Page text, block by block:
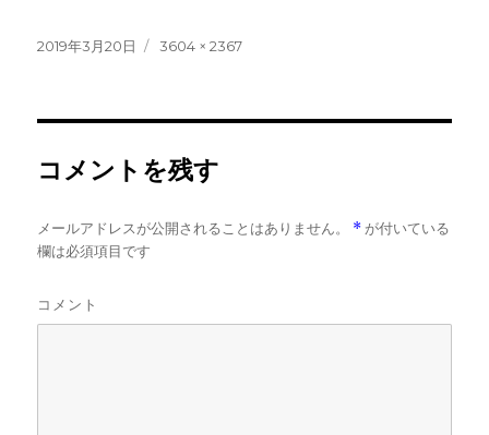
投
2019年3月20日
フ
3604 × 2367
コメントを残す
メールアドレスが公開されることはありません。 * が付いている
欄は必須項目です
コメント